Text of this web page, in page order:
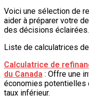
Voici une sélection de
aider à préparer votre
des décisions éclairées.
Liste de calculatrices
Calculatrice de
du Canada : Offre une
économies potentielles
taux inférieur.